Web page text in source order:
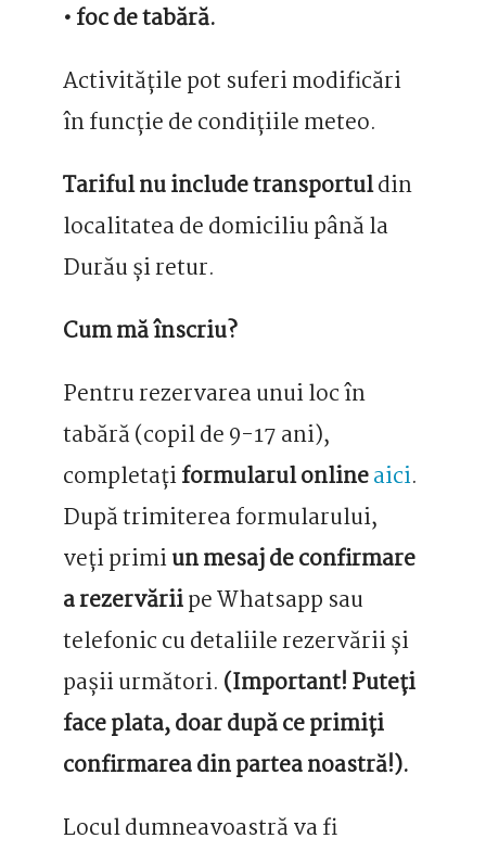
• foc de tabără.
Activitățile pot suferi modificări
în funcție de condițiile meteo.
Tariful nu include transportuldin
localitatea de domiciliu până la
Durău și retur.
Cum mă înscriu?
Pentru rezervarea unui loc în
tabără (copil de 9-17 ani),
completațiformularul onlineaici.
După trimiterea formularului,
veți primiun mesaj de confirmare
a rezervăriipe Whatsapp sau
telefonic cu detaliile rezervării și
pașii următori. (Important! Puteți
face plata, doar după ce primiți
confirmarea din partea noastră!).
Locul dumneavoastră va fi